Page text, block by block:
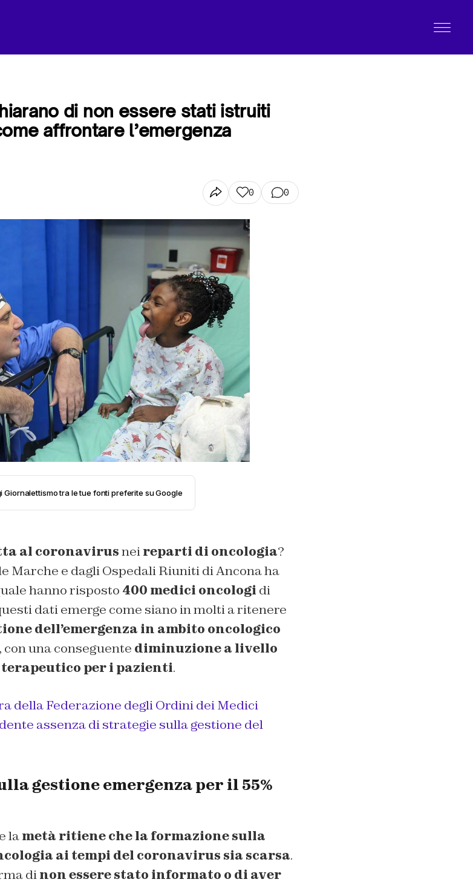
di non essere stati istruiti
affrontare l’emergenza
0 0
Giornalettismo tra le tue fonti preferite su Google
al coronavirusneireparti di oncologia?
Marche e dagli Ospedali Riuniti di Ancona ha
hanno risposto 400 medici oncologi di
dati emerge come siano in molti a ritenere
dell’emergenza in ambito oncologico
con una conseguente diminuzione a livello
per i pazienti.
della Federazione degli Ordini dei Medici
assenza di strategie sulla gestione del
gestione emergenza per il 55%
lametà ritiene che la formazione sulla
ai tempi del coronavirus sia scarsa.
dinon essere stato informato o di aver